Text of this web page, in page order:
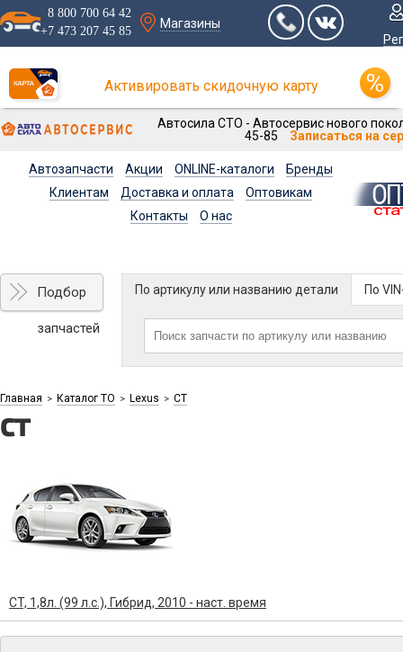
8 800 700 64 42
+7 473 207 45 85
Магазины
Активировать скидочную карту
Автосила СТО - Автосервис нового
45-85
Записаться на
Автозапчасти Акции ONLINE-каталоги
Бренды
Клиентам
Доставка и оплата
Оптовикам
Контакты
О нас
Подбор
запчастей
По артикулу или названию детали По
Главная > Каталог ТО > Lexus > CT
CT
CT, 1,8л. (99 л.с.), Гибрид, 2010 - наст. время